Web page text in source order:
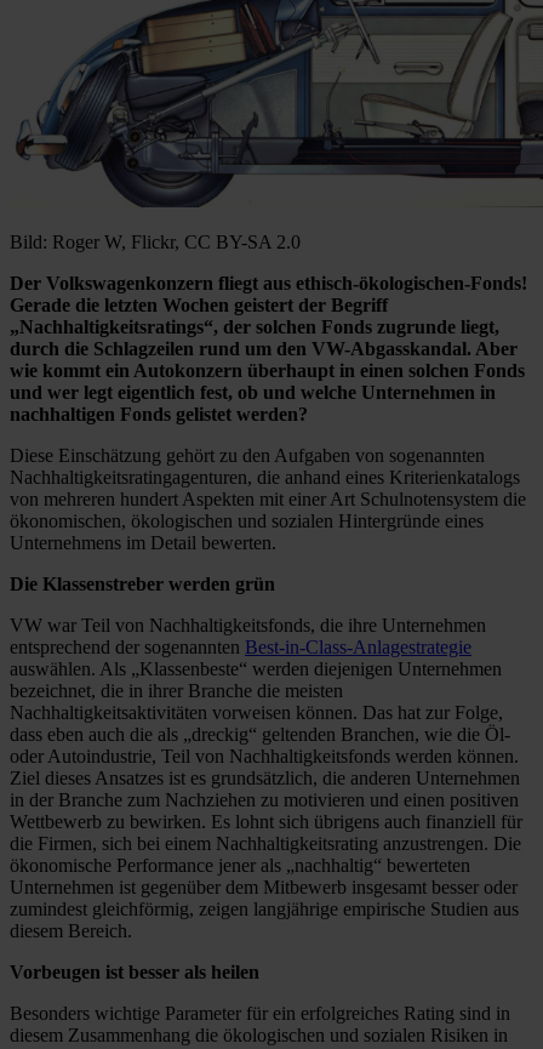
Bild: Roger W, Flickr, CC BY-SA 2.0
Der Volkswagenkonzern fliegt aus ethisch-ökologischen-Fonds!
Gerade die letzten Wochen geistert der Begriff
„Nachhaltigkeitsratings“, der solchen Fonds zugrunde liegt,
durch die Schlagzeilen rund um den VW-Abgasskandal. Aber
wie kommt ein Autokonzern überhaupt in einen solchen Fonds
und wer legt eigentlich fest, ob und welche Unternehmen in
nachhaltigen Fonds gelistet werden?
Diese Einschätzung gehört zu den Aufgaben von sogenannten
Nachhaltigkeitsratingagenturen, die anhand eines Kriterienkatalogs
von mehreren hundert Aspekten mit einer Art Schulnotensystem die
ökonomischen, ökologischen und sozialen Hintergründe eines
Unternehmens im Detail bewerten.
Die Klassenstreber werden grün
VW war Teil von Nachhaltigkeitsfonds, die ihre Unternehmen
entsprechend der sogenannten Best-in-Class-Anlagestrategie
auswählen. Als „Klassenbeste“ werden diejenigen Unternehmen
bezeichnet, die in ihrer Branche die meisten
Nachhaltigkeitsaktivitäten vorweisen können. Das hat zur Folge,
dass eben auch die als „dreckig“ geltenden Branchen, wie die Öl-
oder Autoindustrie, Teil von Nachhaltigkeitsfonds werden können.
Ziel dieses Ansatzes ist es grundsätzlich, die anderen Unternehmen
in der Branche zum Nachziehen zu motivieren und einen positiven
Wettbewerb zu bewirken. Es lohnt sich übrigens auch finanziell für
die Firmen, sich bei einem Nachhaltigkeitsrating anzustrengen. Die
ökonomische Performance jener als „nachhaltig“ bewerteten
Unternehmen ist gegenüber dem Mitbewerb insgesamt besser oder
zumindest gleichförmig, zeigen langjährige empirische Studien aus
diesem Bereich.
Vorbeugen ist besser als heilen
Besonders wichtige Parameter für ein erfolgreiches Rating sind in
diesem Zusammenhang die ökologischen und sozialen Risiken in